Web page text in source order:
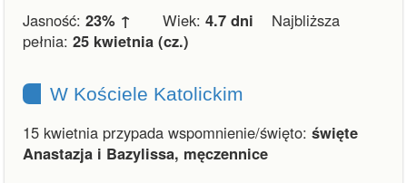
Jasność: 23% ↑ Wiek: 4.7 dni Najbliższa
pełnia: 25 kwietnia (cz.)
W Kościele Katolickim
15 kwietnia przypada wspomnienie/święto: święte
Anastazja i Bazylissa, męczennice